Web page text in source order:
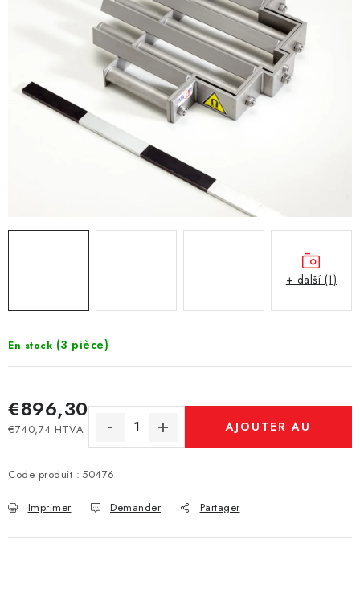
En stock (3 pièce)
€896,30
€740,74 HTVA
Prix de la mesure:
AJOUTER AU
Code produit : 50476
Imprimer Demander Partager
+ další (1)